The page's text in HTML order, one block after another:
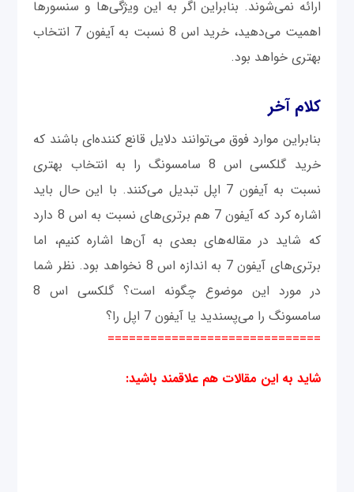
ارائه نمی‌شوند. بنابراین اگر به این ویژگی‌ها و سنسورها
اهمیت می‌دهید، خرید اس 8 نسبت به آیفون 7 انتخاب
بهتری خواهد بود.
کلام آخر
بنابراین موارد فوق می‌توانند دلایل قانع کننده‌ای باشند که
خرید گلکسی اس 8 سامسونگ را به انتخاب بهتری
نسبت به آیفون 7 اپل تبدیل می‌کنند. با این حال باید
اشاره کرد که آیفون 7 هم برتری‌های نسبت به اس 8 دارد
که شاید در مقاله‌های بعدی به آن‌ها اشاره کنیم، اما
برتری‌های آیفون 7 به اندازه اس 8 نخواهد بود. نظر شما
در مورد این موضوع چگونه است؟ گلکسی اس 8
سامسونگ را می‌پسندید یا آیفون 7 اپل را؟
==============================
شاید به این مقالات هم علاقمند باشید: